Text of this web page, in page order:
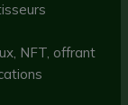
NFT, offrant